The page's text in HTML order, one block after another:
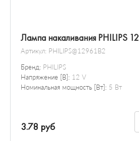
Лампа накаливания PHILIPS
Артикул: PHILIPS@12961B2
Бренд: PHILIPS
Напряжение [В]: 12 V
Номинальная мощность [Вт]: 5 Вт
3.78 руб